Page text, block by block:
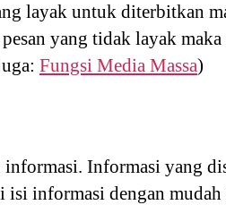
layak untuk diterbitkan
yang tidak layak
Fungsi Media Massa)
Informasi yang
informasi dengan